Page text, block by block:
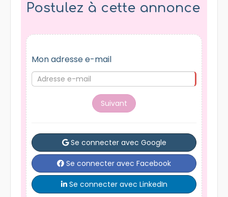
Postulez à cette annonce
Mon adresse e-mail
Suivant
Se connecter avec Google
Se connecter avec Facebook
Se connecter avec LinkedIn